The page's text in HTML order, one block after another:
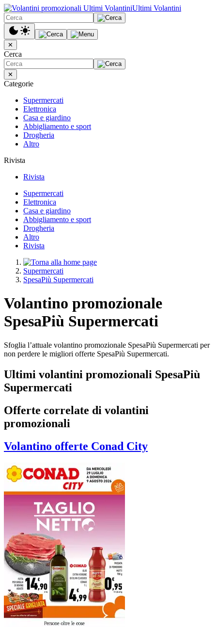
Ultimi Volantini
✕
Cerca
✕
Categorie
Supermercati
Elettronica
Casa e giardino
Abbigliamento e sport
Drogheria
Altro
Rivista
Rivista
Supermercati
Elettronica
Casa e giardino
Abbigliamento e sport
Drogheria
Altro
Rivista
Supermercati
SpesaPiù Supermercati
Volantino promozionale
SpesaPiù Supermercati
Sfoglia l’attuale volantino promozionale SpesaPiù Supermercati per
non perdere le migliori offerte SpesaPiù Supermercati.
Ultimi volantini promozionali SpesaPiù
Supermercati
Offerte correlate di volantini
promozionali
Volantino offerte Conad City